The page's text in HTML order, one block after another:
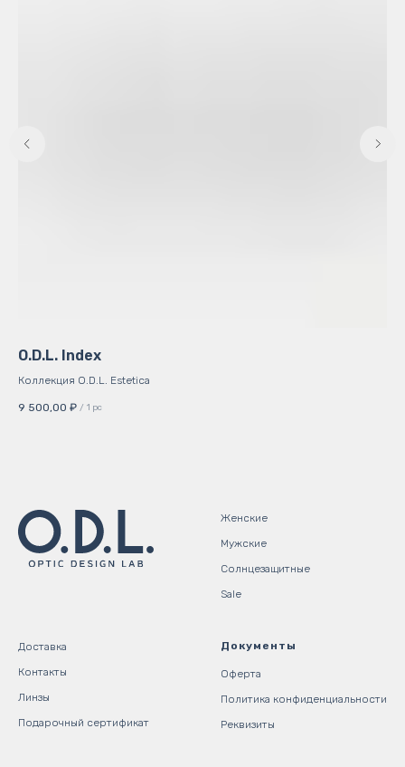
O.D.L. Index
Коллекция O.D.L. Estetica
9 500,00 ₽ / 1 pc
Женские
Мужские
Солнцезащитные
Sale
Доставка
Контакты
Линзы
Подарочный сертификат
Документы
Оферта
Политика конфиденциальности
Реквизиты